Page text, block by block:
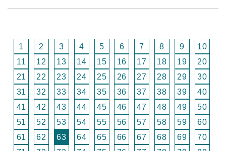
1 2 3 4 5 6 7 8 9
10
11
12 13 14 15 16 17 18 19
20
21
22 23 24 25 26 27 28 29
30
31
32 33 34 35 36 37 38 39
40
41
42 43 44 45 46 47 48 49
50
51
52 53 54 55 56 57 58 59
60
61
62 63 64 65 66 67 68 69
70